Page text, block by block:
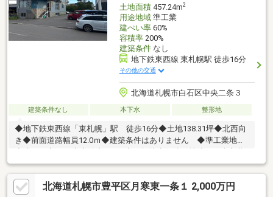
土地面積457.24m2
用途地域準工業
建ぺい率60%
容積率200%
建築条件なし
地下鉄東西線 東札幌駅 徒歩16分
その他の交通
北海道札幌市白石区中央二条３
建築条件なし 本下水 整形地
◆地下鉄東西線「東札幌」駅 徒歩16分◆土地138.31坪◆北西向
き◆前面道路幅員12.0ｍ◆建築条件はありません ◆準工業地域
用負担）
北海道札幌市豊平区月寒東一条１ 2,000万円